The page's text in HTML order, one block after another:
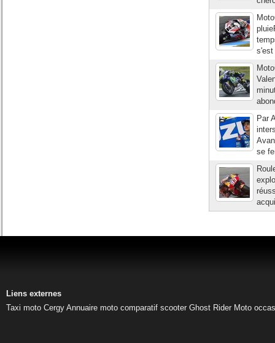
s'est
Par
se
Liens externes
Taxi moto Cergy Annuaire moto comparatif scooter Ghost Rider Moto